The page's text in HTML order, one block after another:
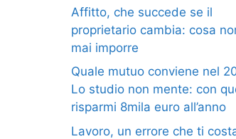
Affitto, che succede se il
proprietario cambia: cosa
mai imporre
Quale mutuo conviene nel
Lo studio non mente: con
risparmi 8mila euro all’anno
Lavoro, un errore che ti